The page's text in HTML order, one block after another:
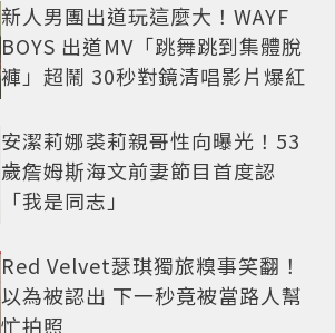
新人男團出道玩這麼大！WAYF
BOYS 出道MV「跳舞跳到集體脫
褲」超鬧 30秒對鏡清唱影片爆紅
安潔莉娜裘莉親哥性向曝光！53
歲詹姆斯海文前妻節目首度認
「我是同志」
Red Velvet瑟琪獨旅糗事笑翻！
以為被認出 下一秒竟被當路人幫
忙拍照